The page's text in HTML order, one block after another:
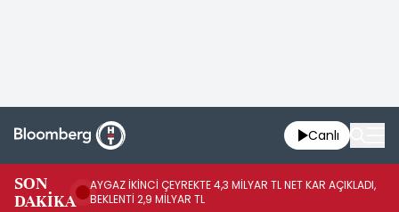
Canlı
SON
DAKİKA
AYGAZ İKİNCİ ÇEYREKTE 4,3 MİLYAR TL NET KAR AÇIKLADI,
BEKLENTİ 2,9 MİLYAR TL